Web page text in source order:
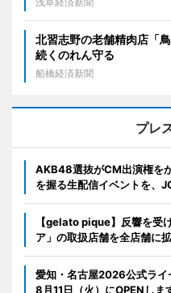
北習志野の老舗精肉店「
続くのれん守る
船橋経済新聞
プレ
AKB48選抜がCM出演権を
を握る生配信イベントを、
【gelato pique】反響を受
ア」の取扱店舗を全店舗に
愛知・名古屋2026公式ライ
8月11日（火）にOPENし